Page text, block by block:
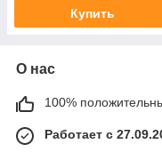
Купить
О нас
100%
Работает с